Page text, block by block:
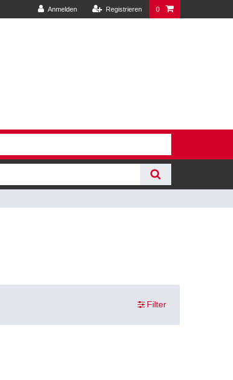
Anmelden Registrieren 0
Filter